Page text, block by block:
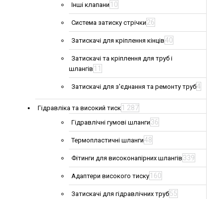
Інші клапани 10
Система затиску стрічки 26
Затискачі для кріплення кінців40
Затискачі та кріплення для труб і
шлангів 11
Затискачі для з'єднання та ремонту труб4
Гідравліка та високий тиск 1 287
Гідравлічні гумові шланги 36
Термопластичні шланги48
Фітинги для високонапірних шлангів 339
Адаптери високого тиску 160
Затискачі для гідравлічних труб55